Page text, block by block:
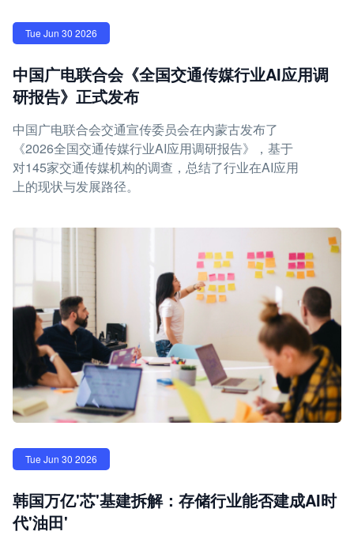
Tue Jun 30 2026
中国广电联合会《全国交通传媒行业AI应用调
研报告》正式发布
中国广电联合会交通宣传委员会在内蒙古发布了
《2026全国交通传媒行业AI应用调研报告》，基于
对145家交通传媒机构的调查，总结了行业在AI应用
上的现状与发展路径。
Tue Jun 30 2026
韩国万亿'芯'基建拆解：存储行业能否建成AI时
代'油田'